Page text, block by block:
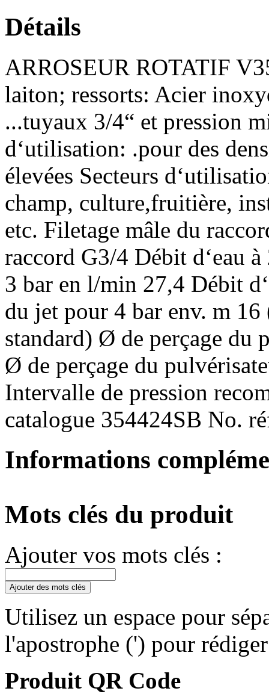
Détails
ARROSEUR ROTATIF
laiton; ressorts: Acier
...tuyaux 3/4“ et pression
d‘utilisation: .pour des
élevées Secteurs
champ, culture,fruitière,
etc. Filetage mâle du
raccord G3/4 Débit d‘eau
3 bar en l/min 27,4 Débit
du jet pour 4 bar env. m
standard) Ø de perçage du
Ø de perçage du
Intervalle de pression
catalogue 354424SB No.
Informations
Mots clés du produit
Ajouter vos mots clés :
Ajouter des mots clés
Utilisez un espace pour
l'apostrophe (') pour
Produit QR Code